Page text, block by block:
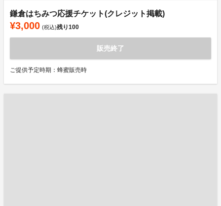
鎌倉はちみつ応援チケット(クレジット掲載)
¥3,000 (税込)残り100
販売終了
ご提供予定時期：蜂蜜販売時